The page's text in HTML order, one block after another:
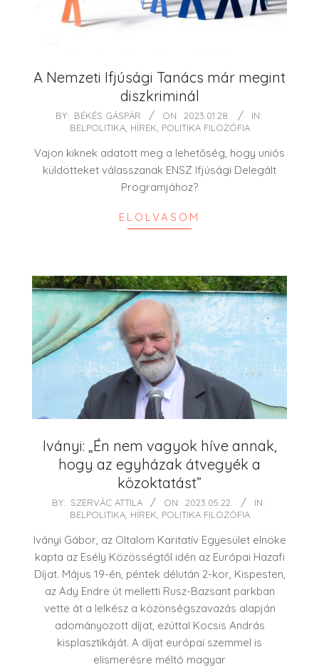
A Nemzeti Ifjúsági Tanács már megint
diszkriminál
2023-
28
BY: BÉKÉS GÁSPÁR ON: 2023.01.28.
IN:
BELPOLITIKA, HÍREK POLITIKA FILOZÓFIA
Vajon kiknek adatott meg a lehetőség, hogy uniós
küldötteket válasszanak ENSZ Ifjúsági Delegált
Programjához?
ELOLVASOM
Iványi: „Én nem vagyok híve annak,
hogy az egyházak átvegyék a
közoktatást”
2023-
22
BY: SZERVÁC ATTILA ON: 2023.05.22.
IN:
BELPOLITIKA, HÍREK, POLITIKA FILOZÓFIA
Iványi Gábor, az Oltalom Karitatív Egyesület elnöke
kapta az Esély Közösségtől idén az Európai Hazafi
Díjat. Május 19-én, péntek délután 2-kor, Kispesten,
az Ady Endre út melletti Rusz-Bazsant parkban
vette át a lelkész a közönségszavazás alapján
adományozott díjat, ezúttal Kocsis András
kisplasztikáját. A díjat európai szemmel is
elismerésre méltó magyar